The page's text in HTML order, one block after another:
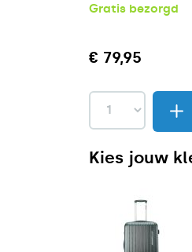
Gratis bezorgd
€ 79,95
Kies jouw